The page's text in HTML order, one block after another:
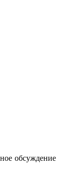
обсуждение